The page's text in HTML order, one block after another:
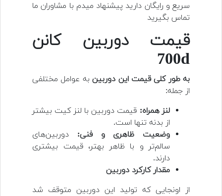
سریع و رایگان دارید پیشنهاد میدم با مشاوران ما
تماس بگیرید
قیمت دوربین کانن
700d
به طور کلی قیمت این دوربینبه عوامل مختلفی
از جمله:
لنز همراه: قیمت دوربین با لنز کیت بیشتر
از بدنه تنها است.
وضعیت ظاهری و فنی: دوربین‌های
سالم‌تر و با ظاهر بهتر، قیمت بیشتری
دارند.
مقدار کارکرد دوربین
از اونجایی که تولید این دوربین متوقف شد